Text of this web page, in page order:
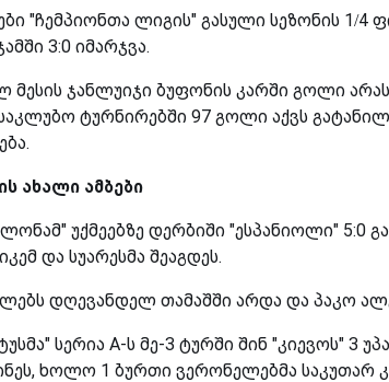
"ჩემპიონთა ლიგის" გასული სეზონის 1/
3:0 იმარჯვა.
ჯანლუიჯი ბუფონის კარში გოლი
საკლუბო ტურნირებში 97 გოლი აქვს
ახალი ამბები
უქმეებზე დერბიში "ესპანიოლი" 5:0
და სუარესმა შეაგდეს.
დღევანდელ თამაშში არდა და პაკო
სერია A-ს მე-3 ტურში შინ "კიევოს" 3
ხოლო 1 ბურთი ვერონელებმა საკუთარ